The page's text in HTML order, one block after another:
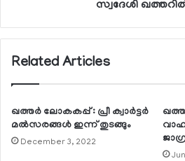
സ്വദേശി ഖത്തറിൽ
Related Articles
ഖത്തര്‍ ലോകകപ്പ് : പ്രീ ക്വാര്‍ട്ടര്‍
മല്‍സരങ്ങള്‍ ഇന്ന് തുടങ്ങും
December 3, 2022